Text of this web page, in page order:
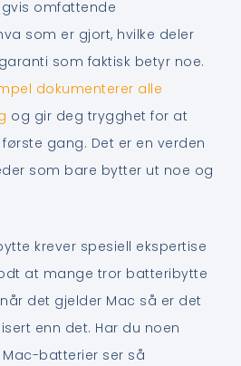
omfattende
som er gjort, hvilke deler
som faktisk betyr noe.
dokumenterer alle
og gir deg trygghet for at
gang. Det er en verden
som bare bytter ut noe og
krever spesiell ekspertise
at mange tror batteribytte
det gjelder Mac så er det
enn det. Har du noen
batterier ser så